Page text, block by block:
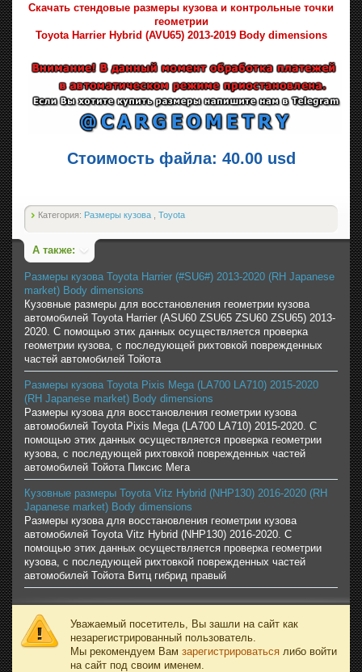
Скачать стендовые размеры кузова и контрольные точки
геометрии
Toyota Harrier Hybrid (AVU65) 2013-2019 Body dimensions
Стоимость файла: 40.00 usd
Категория: Размеры кузова Toyota
А также:
Размеры кузова Toyota Harrier (#SU6#) 2013-2020 (RH Japanese
market) Body dimensions
Кузовные размеры для восстановления геометрии кузова
автомобилей Toyota Harrier (ASU60 ZSU65 ZSU60 ZSU65) 2013-
2020. С помощью этих данных осуществляется проверка
геометрии кузова, с последующей рихтовкой поврежденных
частей автомобилей Тойота
Размеры кузова Toyota Pixis Mega (LA700 LA710) 2015-2020
(RH Japanese market) Body dimensions
Размеры кузова для восстановления геометрии кузова
автомобилей Toyota Pixis Mega (LA700 LA710) 2015-2020. С
помощью этих данных осуществляется проверка геометрии
кузова, с последующей рихтовкой поврежденных частей
автомобилей Тойота Пиксис Мега
Кузовные размеры Toyota Vitz Hybrid (NHP130) 2016-2020 (RH
Japanese market) Body dimensions
Размеры кузова для восстановления геометрии кузова
автомобилей Toyota Vitz Hybrid (NHP130) 2016-2020. С
помощью этих данных осуществляется проверка геометрии
кузова, с последующей рихтовкой поврежденных частей
автомобилей Тойота Витц гибрид правый
Уважаемый посетитель, Вы зашли на сайт как
незарегистрированный пользователь.
Мы рекомендуем Вам зарегистрироваться либо войти
на сайт под своим именем.